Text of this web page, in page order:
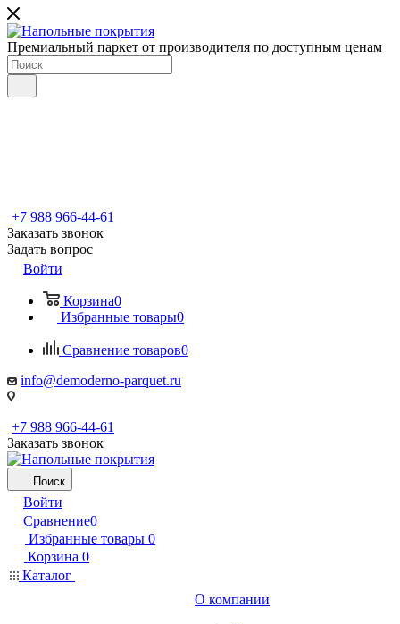
Премиальный паркет от производителя по доступным ценам
+7 988 966-44-61
Заказать звонок
Задать вопрос
Войти
Корзина0
Избранные товары0
Сравнение товаров0
info@demoderno-parquet.ru
+7 988 966-44-61
Заказать звонок
Поиск
Войти
Сравнение0
Избранные товары 0
Корзина 0
Каталог
О компании